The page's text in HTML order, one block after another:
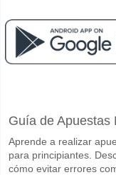
El partido entre Burnley
Quién es el
Aston Villa para el
Guía de Apuestas
Aprende a realizar
para principiantes.
cómo evitar errores